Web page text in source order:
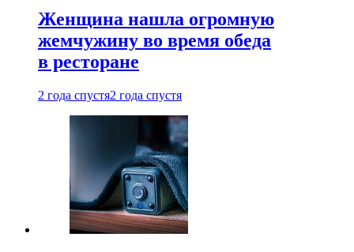
Женщина нашла огромную
жемчужину во время обеда
в ресторане
2 года спустя2 года спустя